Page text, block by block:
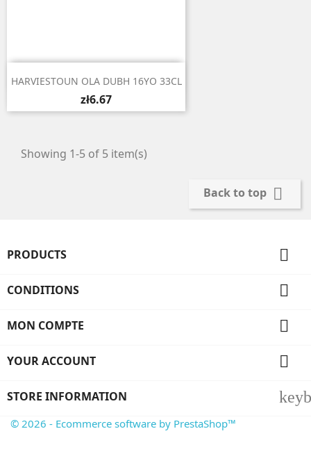
 Quick view
HARVIESTOUN OLA DUBH 16YO 33CL
zł6.67
Showing 1-5 of 5 item(s)
Back to top 
PRODUCTS 
CONDITIONS 
MON COMPTE 
YOUR ACCOUNT 
STORE INFORMATION
© 2026 - Ecommerce software by PrestaShop™